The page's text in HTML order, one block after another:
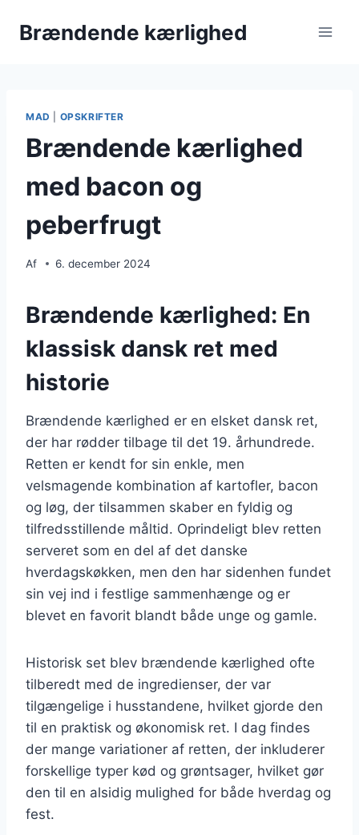
Brændende kærlighed
MAD OPSKRIFTER
Brændende kærlighed
med bacon og
peberfrugt
Af 6. december 2024
Brændende kærlighed: En
klassisk dansk ret med
historie
Brændende kærlighed er en elsket dansk ret,
der har rødder tilbage til det 19. århundrede.
Retten er kendt for sin enkle, men
velsmagende kombination af kartofler, bacon
og løg, der tilsammen skaber en fyldig og
tilfredsstillende måltid. Oprindeligt blev retten
serveret som en del af det danske
hverdagskøkken, men den har sidenhen fundet
sin vej ind i festlige sammenhænge og er
blevet en favorit blandt både unge og gamle.
Historisk set blev brændende kærlighed ofte
tilberedt med de ingredienser, der var
tilgængelige i husstandene, hvilket gjorde den
til en praktisk og økonomisk ret. I dag findes
der mange variationer af retten, der inkluderer
forskellige typer kød og grøntsager, hvilket gør
den til en alsidig mulighed for både hverdag og
fest.